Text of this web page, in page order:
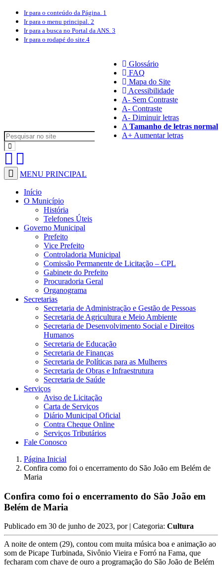
Ir para o conteúdo da Página. 1
Ir para o menu principal. 2
Ir para a busca no Portal da ANS. 3
Ir para o rodapé do site.4
Glossário
FAQ
Mapa do Site
Acessibilidade
A- Sem Contraste
A- Contraste
A- Diminuir letras
A Tamanho de letras normal
A+ Aumentar letras
MENU PRINCIPAL
Início
O Município
História
Telefones Úteis
Governo Municipal
Prefeito
Vice Prefeito
Controladoria Municipal
Comissão Permanente de Licitação – CPL
Gabinete do Prefeito
Procuradoria Geral
Organograma
Secretarias
Secretaria de Administração e Gestão de Pessoas
Secretaria de Agricultura e Meio Ambiente
Secretaria de Desenvolvimento Social e Direitos
Humanos
Secretaria de Educação
Secretaria de Finanças
Secretaria de Políticas para as Mulheres
Secretaria de Obras e Infraestrutura
Secretaria de Saúde
Serviços
Aviso de Licitação
Carta de Serviços
Diário Municipal Oficial
Contra Cheque Online
Serviços Tributários
Fale Conosco
Página Inicial
Confira como foi o encerramento do São João em Belém de
Maria
Confira como foi o encerramento do São João em
Belém de Maria
Publicado em 30 de junho de 2023, por | Categoria: Cultura
A noite de ontem (29), contou com muita música boa e animação ao
som de Picape Turbinada, Sivônio Vieira e Forró na Fama, que
fecharam com chave de ouro a programação do São João de Belém